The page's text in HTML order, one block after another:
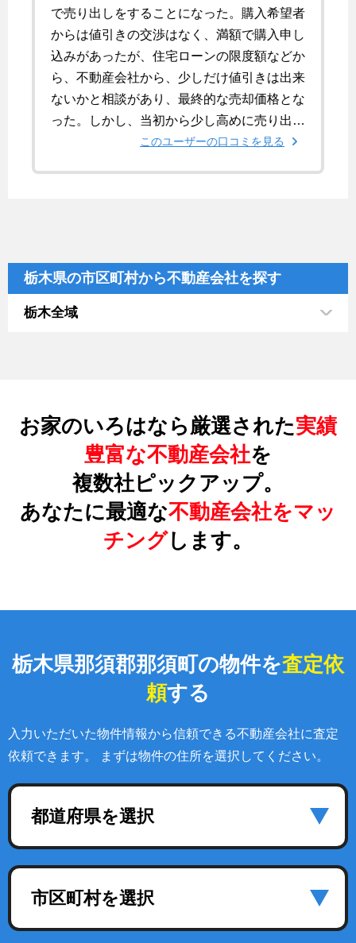
で売り出しをすることになった。購入希望者
からは値引きの交渉はなく、満額で購入申し
込みがあったが、住宅ローンの限度額などか
ら、不動産会社から、少しだけ値引きは出来
ないかと相談があり、最終的な売却価格とな
った。しかし、当初から少し高めに売り出し
たので、結果的には希望価格での売却となっ
このユーザーの口コミを見る
栃木県の市区町村から不動産会社を探す
栃木全域
お家のいろはなら厳選された実績
豊富な不動産会社を
複数社ピックアップ。
あなたに最適な不動産会社をマッ
チングします。
栃木県那須郡那須町の物件を査定依
頼する
入力いただいた物件情報から信頼できる不動産会社に査定
依頼できます。 まずは物件の住所を選択してください。
都道府県を選択
市区町村を選択